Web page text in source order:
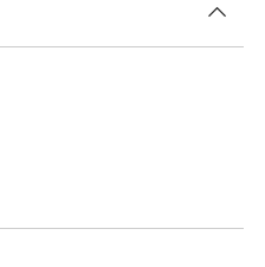
置し、機能的でありながら